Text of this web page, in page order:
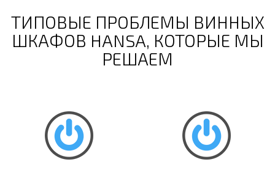
ТИПОВЫЕ ПРОБЛЕМЫ ВИННЫХ
ШКАФОВ HANSA, КОТОРЫЕ МЫ
РЕШАЕМ